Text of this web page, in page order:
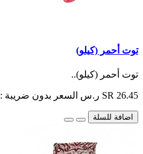
توت أحمر (كيلو)
توت أحمر (كيلو)..
SR 26.45 ر.س السعر بدون ضريبة : SR 23.00 ر.س
اضافة للسلة